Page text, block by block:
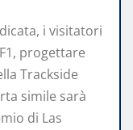
i visitatori
progettare
Trackside
simile sarà
di Las